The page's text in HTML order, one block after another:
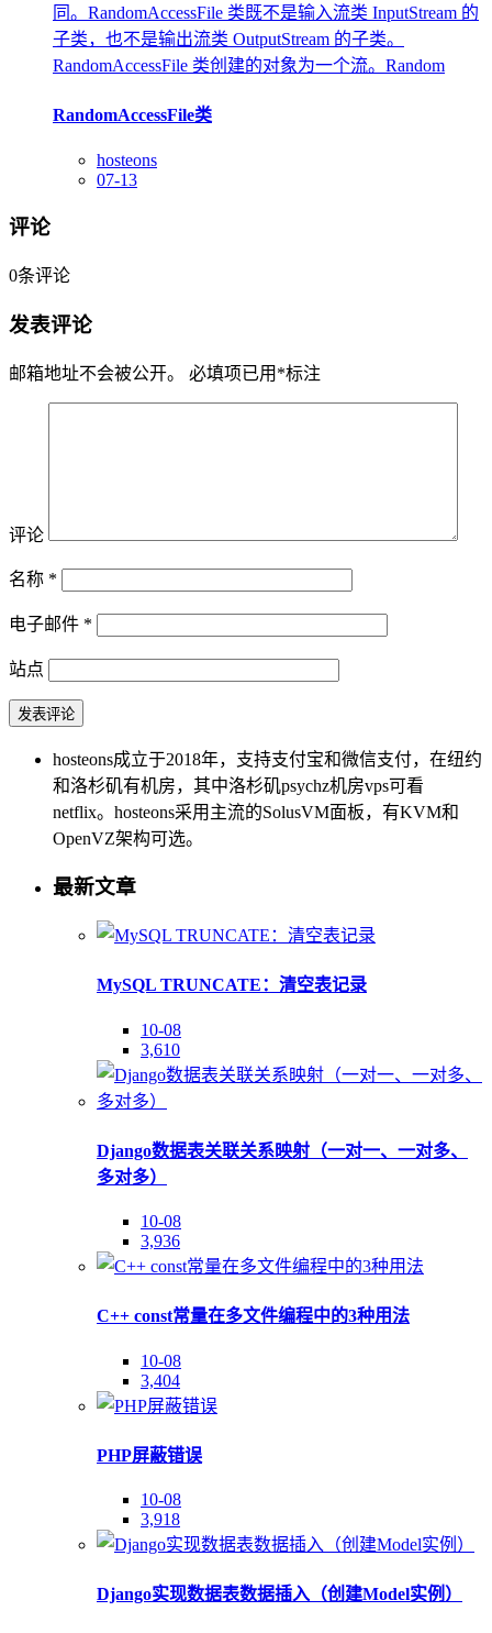
同。RandomAccessFile 类既不是输入流类 InputStream 的
子类，也不是输出流类 OutputStream 的子类。
RandomAccessFile 类创建的对象为一个流。Random
RandomAccessFile类
hosteons
07-13
评论
0条评论
发表评论
邮箱地址不会被公开。 必填项已用 *标注
评论
名称 *
电子邮件 *
站点
hosteons成立于2018年，支持支付宝和微信支付，在纽约
和洛杉矶有机房，其中洛杉矶psychz机房vps可看
netflix。hosteons采用主流的SolusVM面板，有KVM和
OpenVZ架构可选。
最新文章
MySQL TRUNCATE：清空表记录
10-08
3,610
Django数据表关联关系映射（一对一、一对多、
多对多）
10-08
3,936
C++ const常量在多文件编程中的3种用法
10-08
3,404
PHP屏蔽错误
10-08
3,918
Django实现数据表数据插入（创建Model实例）